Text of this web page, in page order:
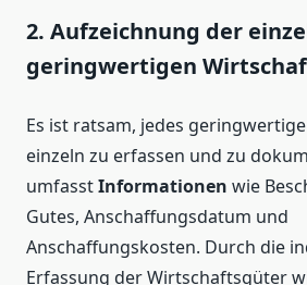
2. Aufzeichnung der
geringwertigen
Es ist ratsam, jedes
einzeln zu erfassen und zu
umfasstInformationen wie
Gutes, Anschaffungsdatum und
Anschaffungskosten. Durch die
Erfassung der Wirtschaftsgüter